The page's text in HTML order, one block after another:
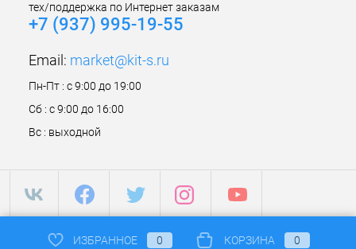
тех/поддержка по Интернет заказам
+7 (937) 995-19-55
Email: market@kit-s.ru
Пн-Пт : с 9:00 до 19:00
Сб : с 9:00 до 16:00
Вс : выходной
ИЗБРАННОЕ 0 КОРЗИНА 0